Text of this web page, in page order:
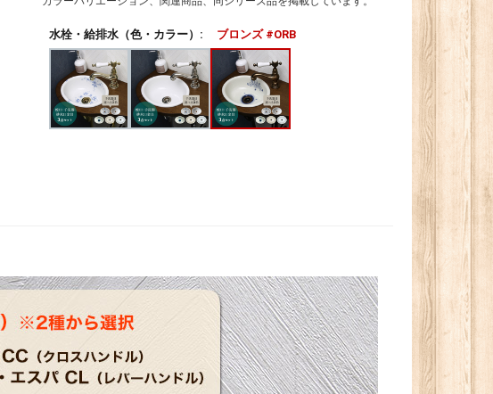
水栓・給排水（色・カラー）: ブロンズ #ORB